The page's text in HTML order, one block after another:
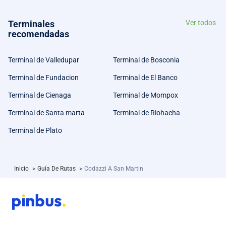
Terminales
recomendadas
Ver todos
Terminal de Valledupar Terminal de Bosconia
Terminal de Fundacion Terminal de El Banco
Terminal de Cienaga Terminal de Mompox
Terminal de Santa marta Terminal de Riohacha
Terminal de Plato
Inicio > Guía De Rutas > Codazzi A San Martin